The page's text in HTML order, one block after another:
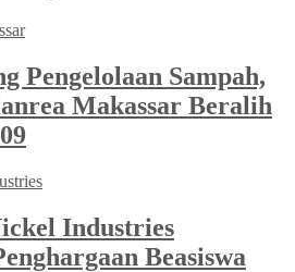
Pengelolaan Sampah,
Makassar Beralih
Industries
Beasiswa